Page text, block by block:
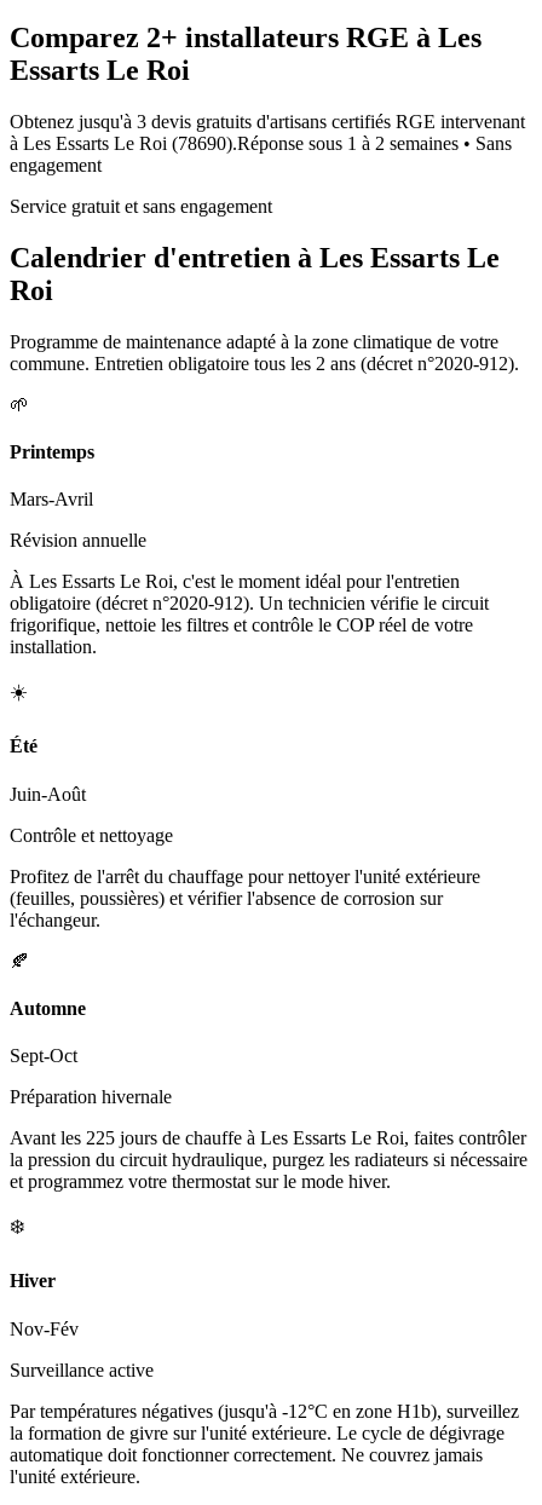
Comparez 2+ installateurs RGE à Les
Essarts Le Roi
Obtenez jusqu'à 3 devis gratuits d'artisans certifiés RGE intervenant
à Les Essarts Le Roi (78690).Réponse sous 1 à 2 semaines • Sans
engagement
Service gratuit et sans engagement
Calendrier d'entretien à Les Essarts Le
Roi
Programme de maintenance adapté à la zone climatique de votre
commune. Entretien obligatoire tous les 2 ans (décret n°2020-912).
🌱
Printemps
Mars-Avril
Révision annuelle
À Les Essarts Le Roi, c'est le moment idéal pour l'entretien
obligatoire (décret n°2020-912). Un technicien vérifie le circuit
frigorifique, nettoie les filtres et contrôle le COP réel de votre
installation.
☀️
Été
Juin-Août
Contrôle et nettoyage
Profitez de l'arrêt du chauffage pour nettoyer l'unité extérieure
(feuilles, poussières) et vérifier l'absence de corrosion sur
l'échangeur.
🍂
Automne
Sept-Oct
Préparation hivernale
Avant les 225 jours de chauffe à Les Essarts Le Roi, faites contrôler
la pression du circuit hydraulique, purgez les radiateurs si nécessaire
et programmez votre thermostat sur le mode hiver.
❄️
Hiver
Nov-Fév
Surveillance active
Par températures négatives (jusqu'à -12°C en zone H1b), surveillez
la formation de givre sur l'unité extérieure. Le cycle de dégivrage
automatique doit fonctionner correctement. Ne couvrez jamais
l'unité extérieure.